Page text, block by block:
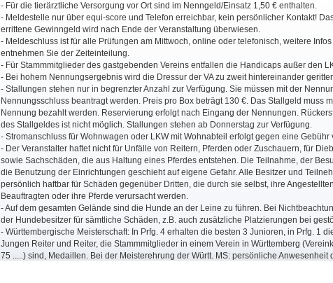
- Für die tierärztliche Versorgung vor Ort sind im Nenngeld/Einsatz 1,50 € enthalten.
- Meldestelle nur über equi-score und Telefon erreichbar, kein persönlicher Kontakt!
errittene Gewinngeld wird nach Ende der Veranstaltung überwiesen.
- Meldeschluss ist für alle Prüfungen am Mittwoch, online oder telefonisch, weitere Infos
entnehmen Sie der Zeiteinteilung.
- Für Stammmitglieder des gastgebenden Vereins entfallen die Handicaps außer den
- Bei hohem Nennungsergebnis wird die Dressur der VA zu zweit hintereinander
- Stallungen stehen nur in begrenzter Anzahl zur Verfügung. Sie müssen mit der
Nennungsschluss beantragt werden. Preis pro Box beträgt 130 €. Das Stallgeld muss
Nennung bezahlt werden. Reservierung erfolgt nach Eingang der Nennungen.
des Stallgeldes ist nicht möglich. Stallungen stehen ab Donnerstag zur Verfügung.
- Stromanschluss für Wohnwagen oder LKW mit Wohnabteil erfolgt gegen eine Gebühr
- Der Veranstalter haftet nicht für Unfälle von Reitern, Pferden oder Zuschauern, für
sowie Sachschäden, die aus Haltung eines Pferdes entstehen. Die Teilnahme, der
die Benutzung der Einrichtungen geschieht auf eigene Gefahr. Alle Besitzer und
persönlich haftbar für Schäden gegenüber Dritten, die durch sie selbst, ihre
Beauftragten oder ihre Pferde verursacht werden.
- Auf dem gesamten Gelände sind die Hunde an der Leine zu führen. Bei
der Hundebesitzer für sämtliche Schäden, z.B. auch zusätzliche Platzierungen bei
- Württembergische Meisterschaft: In Prfg. 4 erhalten die besten 3 Junioren, in Prfg. 1
Jungen Reiter und Reiter, die Stammmitglieder in einem Verein in Württemberg
75 .....) sind, Medaillen. Bei der Meisterehrung der Württ. MS: persönliche Anwesenheit